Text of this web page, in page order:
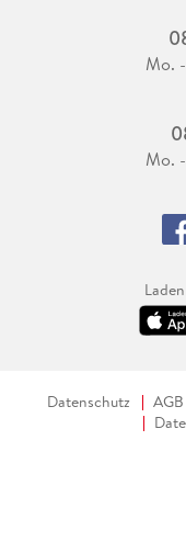
Mo.
Mo.
Datenschutz AGB